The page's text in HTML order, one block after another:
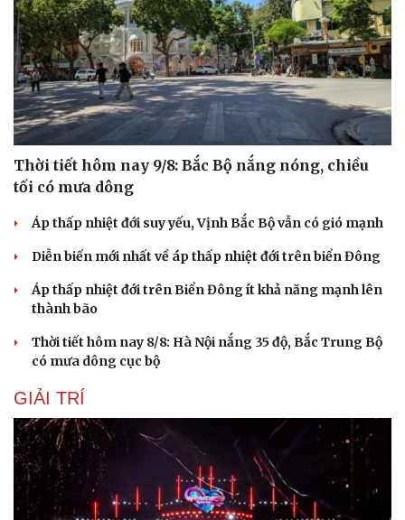
Thời tiết hôm nay 9/8: Bắc Bộ nắng nóng, chiều
tối có mưa dông
Áp thấp nhiệt đới suy yếu, Vịnh Bắc Bộ vẫn có gió mạnh
Diễn biến mới nhất về áp thấp nhiệt đới trên biển Đông
Áp thấp nhiệt đới trên Biển Đông ít khả năng mạnh lên
thành bão
Thời tiết hôm nay 8/8: Hà Nội nắng 35 độ, Bắc Trung Bộ
có mưa dông cục bộ
GIẢI TRÍ